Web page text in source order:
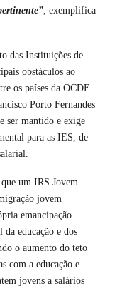
, exemplifica
das Instituições de
obstáculos ao
os países da OCDE
Porto Fernandes
ser mantido e exige
para as IES, de
um IRS Jovem
jovem
emancipação.
educação e dos
o aumento do teto
com a educação e
jovens a salários